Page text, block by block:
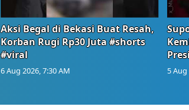
Aksi Begal di Bekasi Buat Resah,
Korban Rugi Rp30 Juta #shorts
#viral
6 Aug 2026, 7:30 AM 5 Aug